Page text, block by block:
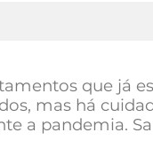
2026
que já
mas há
a pandemia.